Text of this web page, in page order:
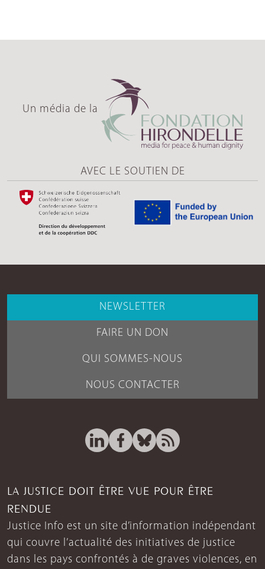
Un média de la
AVEC LE SOUTIEN DE
NEWSLETTER
FAIRE UN DON
QUI SOMMES-NOUS
NOUS CONTACTER
LA JUSTICE DOIT ÊTRE VUE POUR ÊTRE
RENDUE
Justice Info est un site d’information indépendant
qui couvre l’actualité des initiatives de justice
dans les pays confrontés à de graves violences, en